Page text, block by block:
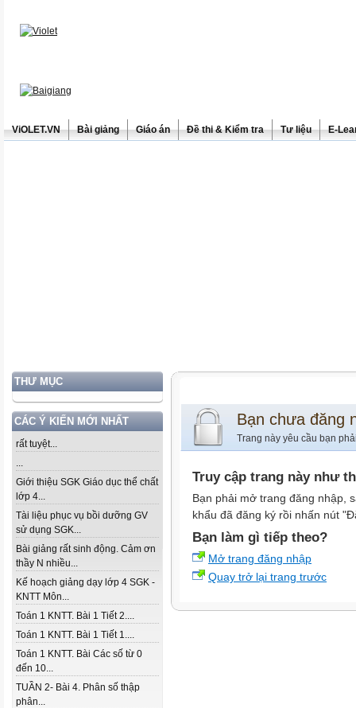
ViOLET.VN Bài giảng Giáo án Đề thi & Kiểm tra Tư liệu E-
THƯ MỤC
CÁC Ý KIẾN MỚI NHẤT
rất tuyệt...
...
Giới thiệu SGK Giáo dục thể chất
lớp 4...
Tài liệu phục vụ bồi dưỡng GV
sử dụng SGK...
Bài giảng rất sinh động. Cảm ơn
thầy N nhiều...
Kế hoạch giảng dạy lớp 4 SGK -
KNTT Môn...
Toán 1 KNTT. Bài 1 Tiết 2....
Toán 1 KNTT. Bài 1 Tiết 1....
Toán 1 KNTT. Bài Các số từ 0
đến 10...
TUẦN 2- Bài 4. Phân số thập
phân...
Bạn chưa đăng
Trang này yêu cầu bạn
Truy cập trang này như
Bạn phải mở trang đăng nhập,
khẩu đã đăng ký rồi nhấn nút
Bạn làm gì tiếp theo?
Mở trang đăng nhập
Quay trở lại trang trước